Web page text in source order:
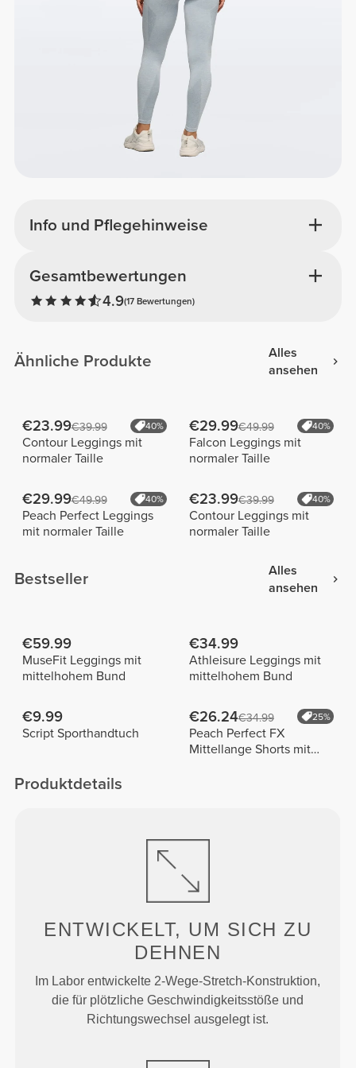
Info und Pflegehinweise
Gesamtbewertungen
4.9(17 Bewertungen)
Ähnliche Produkte
Alles
ansehen
€23.99€39.99 40%
Contour Leggings mit
normaler Taille
€29.99€49.99 40%
Falcon Leggings mit
normaler Taille
€29.99€49.99 40%
Peach Perfect Leggings
mit normaler Taille
€23.99€39.99 40%
Contour Leggings mit
normaler Taille
Bestseller
Alles
ansehen
€59.99
MuseFit Leggings mit
mittelhohem Bund
€34.99
Athleisure Leggings mit
mittelhohem Bund
€9.99
Script Sporthandtuch
€26.24€34.99 25%
Peach Perfect FX
Mittellange Shorts mit
Produktdetails
ENTWICKELT, UM SICH ZU
DEHNEN
Im Labor entwickelte 2-Wege-Stretch-Konstruktion,
die für plötzliche Geschwindigkeitsstöße und
Richtungswechsel ausgelegt ist.